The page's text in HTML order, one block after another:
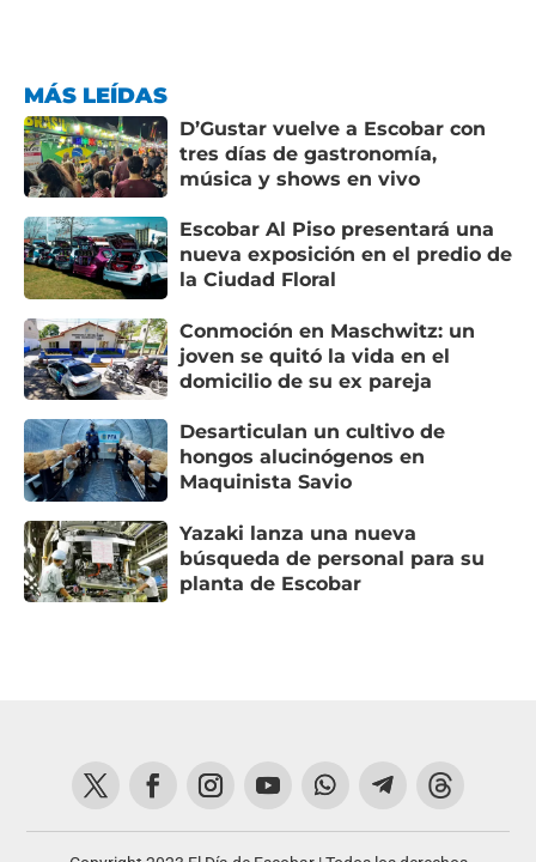
MÁS LEÍDAS
D’Gustar vuelve a Escobar con
tres días de gastronomía,
música y shows en vivo
Escobar Al Piso presentará una
nueva exposición en el predio de
la Ciudad Floral
Conmoción en Maschwitz: un
joven se quitó la vida en el
domicilio de su ex pareja
Desarticulan un cultivo de
hongos alucinógenos en
Maquinista Savio
Yazaki lanza una nueva
búsqueda de personal para su
planta de Escobar